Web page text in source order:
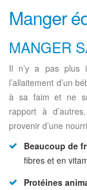
Manger
MANGER
Il n’y a pas plus
l’allaitement d’un
à sa faim et ne
rapport à
provenir d’une
Beaucoup de
fibres et en
Protéines